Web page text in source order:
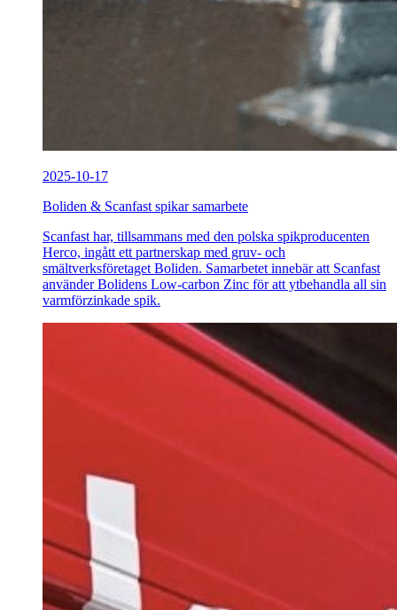
2025-10-17
Boliden & Scanfast spikar samarbete
Scanfast har, tillsammans med den polska spikproducenten
Herco, ingått ett partnerskap med gruv- och
smältverksföretaget Boliden. Samarbetet innebär att Scanfast
använder Bolidens Low-carbon Zinc för att ytbehandla all sin
varmförzinkade spik.